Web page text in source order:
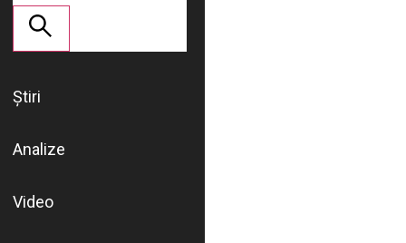
Știri
Analize
Video